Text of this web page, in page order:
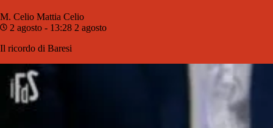
M. Celio Mattia Celio
2 agosto - 13:28 2 agosto
Il ricordo di Baresi